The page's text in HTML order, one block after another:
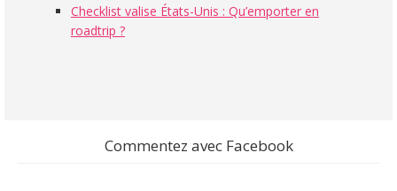
Checklist valise États-Unis : Qu’emporter en
roadtrip ?
Commentez avec Facebook